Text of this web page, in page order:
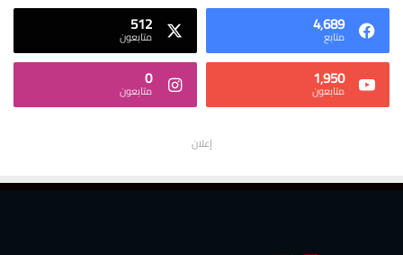
4٬689
متابع 512
متابعون
1٬950
متابعون 0
متابعون
إعلان